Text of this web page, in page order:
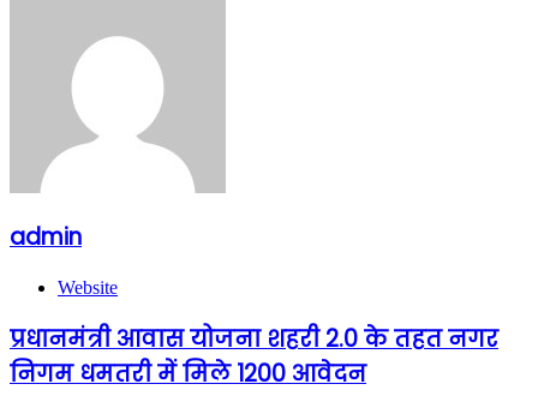
admin
Website
प्रधानमंत्री आवास योजना शहरी 2.0 के तहत नगर
निगम धमतरी में मिले 1200 आवेदन